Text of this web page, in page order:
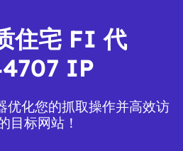
住宅 FI 代
IP
优化您的抓取操作并高效访
目标网站！